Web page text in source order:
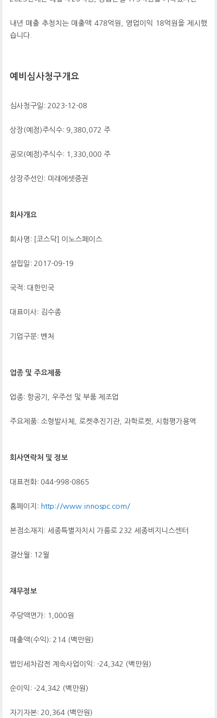
내년 매출 추청치는 매출액 478억원, 영업이익 18억원을 제시했
습니다.
예비심사청구개요
심사청구일: 2023-12-08
상장(예정)주식수: 9,380,072 주
공모(예정)주식수: 1,330,000 주
상장주선인: 미래에셋증권
회사개요
회사명: [코스닥] 이노스페이스
설립일: 2017-09-19
국적: 대한민국
대표이사: 김수종
기업구분: 벤처
업종 및 주요제품
업종: 항공기, 우주선 및 부품 제조업
주요제품: 소형발사체, 로켓추진기관, 과학로켓, 시험평가용역
회사연락처 및 정보
대표전화: 044-998-0865
홈페이지: http://www.innospc.com/
본점소재지: 세종특별자치시 가름로 232 세종비지니스센터
결산월: 12월
재무정보
주당액면가: 1,000원
매출액(수익): 214 (백만원)
법인세차감전 계속사업이익: -24,342 (백만원)
순이익: -24,342 (백만원)
자기자본: 20,364 (백만원)